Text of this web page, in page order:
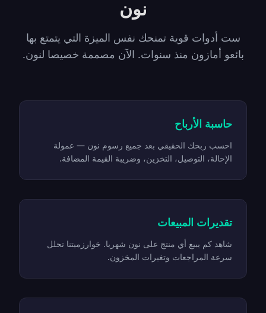
نون
ست أدوات قوية تمنحك نفس الميزة التي يتمتع بها
بائعو أمازون منذ سنوات. الآن مصممة خصيصا لنون.
حاسبة الأرباح
احسب ربحك الحقيقي بعد جميع رسوم نون — عمولة
الإحالة، التوصيل، التخزين، وضريبة القيمة المضافة.
تقديرات المبيعات
شاهد كم يبيع أي منتج على نون شهريا. خوارزميتنا تحلل
سرعة المراجعات وتغيرات المخزون.